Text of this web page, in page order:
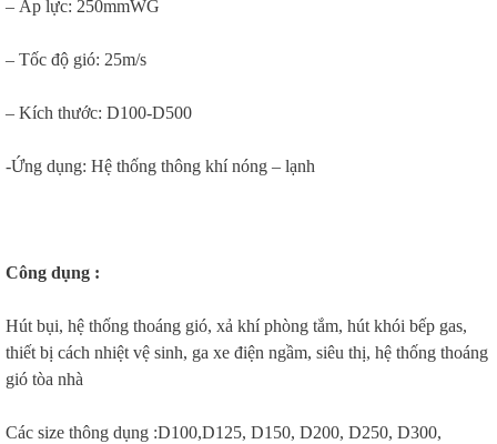
– Áp lực: 250mmWG
– Tốc độ gió: 25m/s
– Kích thước: D100-D500
-Ứng dụng: Hệ thống thông khí nóng – lạnh
Công dụng :
Hút bụi, hệ thống thoáng gió, xả khí phòng tắm, hút khói bếp gas,
thiết bị cách nhiệt vệ sinh, ga xe điện ngầm, siêu thị, hệ thống thoáng
gió tòa nhà
Các size thông dụng :D100,D125, D150, D200, D250, D300,